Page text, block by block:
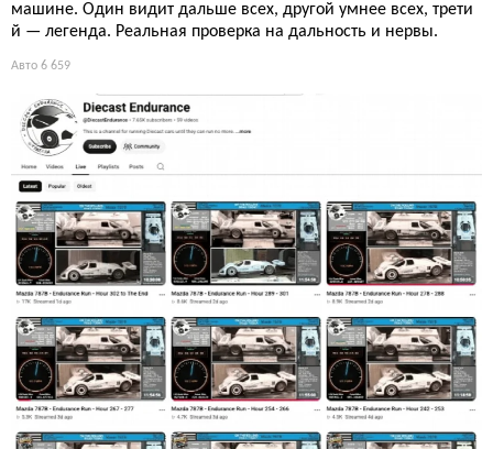
машине. Один видит дальше всех, другой умнее всех, трети
й — легенда. Реальная проверка на дальность и нервы.
Авто 6 659